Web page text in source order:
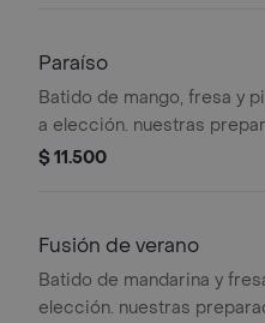
ingredientes
Paraíso
Batido de mango, fresa y
a elección. nuestras
se encuentran
ingredientes
$ 11.500
Fusión de verano
Batido de mandarina y
elección. nuestras